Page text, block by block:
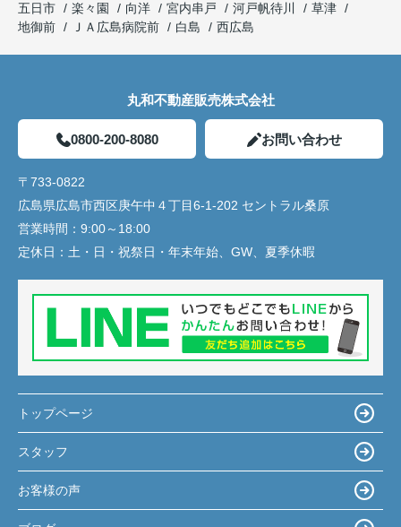
五日市
楽々園 向洋 宮内串戸 河戸帆待川
草津
地御前
ＪＡ広島病院前 白島 西広島
丸和不動産販売株式会社
0800-200-8080 お問い合わせ
〒733-0822
広島県広島市西区庚午中４丁目6-1-202 セントラル桑原
営業時間： 9:00～18:00
定休日： 土・日・祝祭日・年末年始、GW、夏季休暇
トップページ
スタッフ
お客様の声